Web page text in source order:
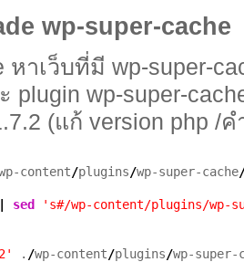
wp-super-cache
หาเว็บที่มี wp-super-
plugin wp-super-
(แก้ version php /
content/plugins/wp-super-cache
sed
's#/wp-content/plugins/wp-
. /wp-content/plugins/wp-super-